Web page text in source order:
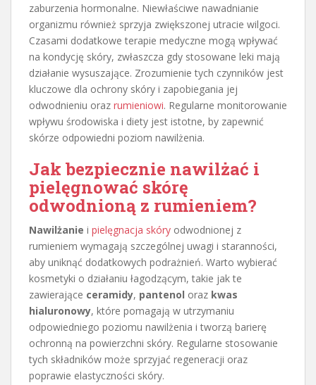
zaburzenia hormonalne. Niewłaściwe nawadnianie
organizmu również sprzyja zwiększonej utracie wilgoci.
Czasami dodatkowe terapie medyczne mogą wpływać
na kondycję skóry, zwłaszcza gdy stosowane leki mają
działanie wysuszające. Zrozumienie tych czynników jest
kluczowe dla ochrony skóry i zapobiegania jej
odwodnieniu oraz rumieniowi. Regularne monitorowanie
wpływu środowiska i diety jest istotne, by zapewnić
skórze odpowiedni poziom nawilżenia.
Jak bezpiecznie nawilżać i
pielęgnować skórę
odwodnioną z rumieniem?
Nawilżanie i pielęgnacja skóry odwodnionej z
rumieniem wymagają szczególnej uwagi i staranności,
aby uniknąć dodatkowych podrażnień. Warto wybierać
kosmetyki o działaniu łagodzącym, takie jak te
zawierające ceramidy, pantenol oraz kwas
hialuronowy, które pomagają w utrzymaniu
odpowiedniego poziomu nawilżenia i tworzą barierę
ochronną na powierzchni skóry. Regularne stosowanie
tych składników może sprzyjać regeneracji oraz
poprawie elastyczności skóry.